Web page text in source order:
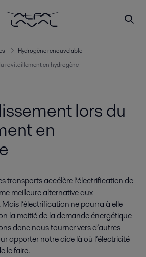
Hydrogène renouvelable
ravitaillement en hydrogène
lors du
en
transports accélère l’électrification de
meilleure alternative aux
l’électrification ne pourra à elle
la moitié de la demande énergétique
donc nous tourner vers d’autres
apporter notre aide là où l’électricité
le faire.